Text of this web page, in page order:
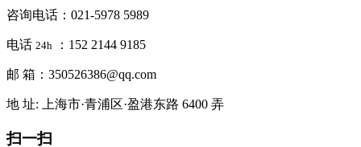
咨询电话：021-5978 5989
电话 24h ：152 2144 9185
邮 箱：350526386@qq.com
地 址: 上海市·青浦区·盈港东路 6400 弄
扫一扫